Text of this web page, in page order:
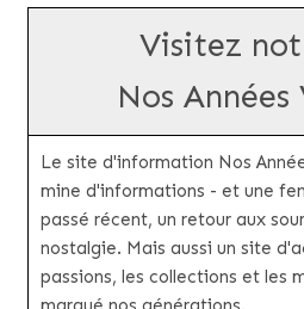
Visitez
Nos
Le site d'information Nos
mine d'informations - et une
passé récent, un retour aux
nostalgie. Mais aussi un site
passions, les collections et les